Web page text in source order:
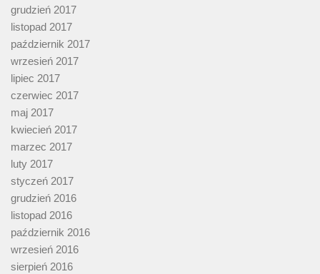
grudzień 2017
listopad 2017
październik 2017
wrzesień 2017
lipiec 2017
czerwiec 2017
maj 2017
kwiecień 2017
marzec 2017
luty 2017
styczeń 2017
grudzień 2016
listopad 2016
październik 2016
wrzesień 2016
sierpień 2016